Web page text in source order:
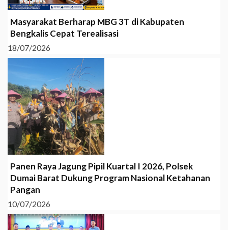
Masyarakat Berharap MBG 3T di Kabupaten
Bengkalis Cepat Terealisasi
18/07/2026
Panen Raya Jagung Pipil Kuartal I 2026, Polsek
Dumai Barat Dukung Program Nasional Ketahanan
Pangan
10/07/2026